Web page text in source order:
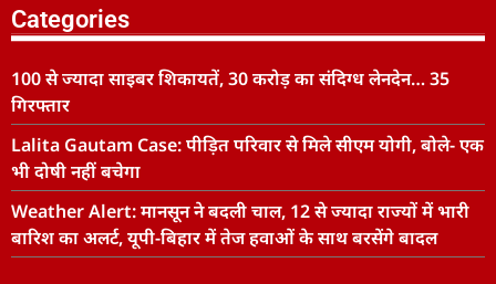
Categories
100 से ज्यादा साइबर शिकायतें, 30 करोड़ का संदिग्ध लेनदेन… 35
गिरफ्तार
Lalita Gautam Case: पीड़ित परिवार से मिले सीएम योगी, बोले- एक
भी दोषी नहीं बचेगा
Weather Alert: मानसून ने बदली चाल, 12 से ज्यादा राज्यों में भारी
बारिश का अलर्ट, यूपी-बिहार में तेज हवाओं के साथ बरसेंगे बादल